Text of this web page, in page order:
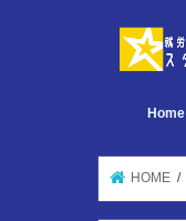
Home
HOME